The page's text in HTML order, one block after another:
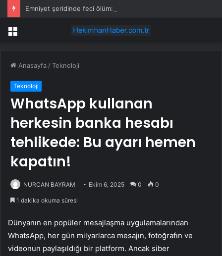
Menü
Anasayfa /Teknoloji
Teknoloji
WhatsApp kullanan
herkesin banka hesabı
tehlikede: Bu ayarı hemen
kapatın!
NURCAN BAYRAM Ekim 6, 2025 0 0
1 dakika okuma süresi
Dünyanın en popüler mesajlaşma uygulamalarından
WhatsApp, her gün milyarlarca mesajın, fotoğrafın ve
videonun paylaşıldığı bir platform. Ancak siber